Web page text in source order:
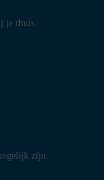
je thuis.
zijn.